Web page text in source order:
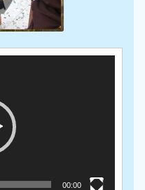
00:00